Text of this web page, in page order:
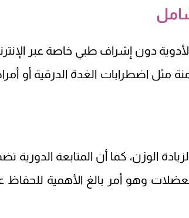
دون إشراف طبي خاصة عبر
مثل اضطرابات الغدة الدرقية أو
الوزن، كما أن المتابعة الدورية
وهو أمر بالغ الأهمية للحفاظ